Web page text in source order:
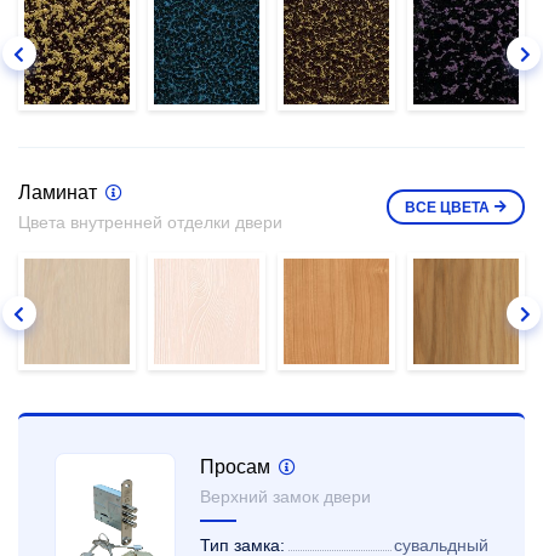
Ламинат
Цвета внутренней отделки двери
ВСЕ ЦВЕТА
Просам
Верхний замок двери
Тип замка:
сувальдный